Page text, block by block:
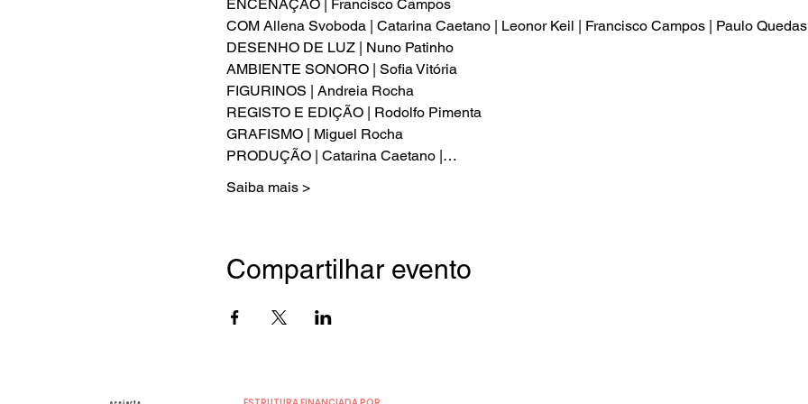
ENCENAÇÃO | Francisco Campos
COM Allena Svoboda | Catarina Caetano | Leonor Keil | Francisco Campos | Paulo Quedas
DESENHO DE LUZ | Nuno Patinho
AMBIENTE SONORO | Sofia Vitória
FIGURINOS | Andreia Rocha
REGISTO E EDIÇÃO | Rodolfo Pimenta
GRAFISMO | Miguel Rocha
PRODUÇÃO | Catarina Caetano |…
Saiba mais >
Compartilhar evento